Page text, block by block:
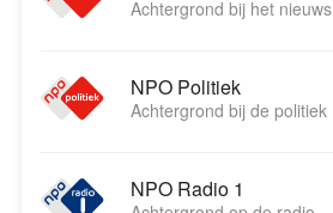
Achtergrond bij het nieuws
NPO Politiek
Achtergrond bij de politiek
NPO Radio 1